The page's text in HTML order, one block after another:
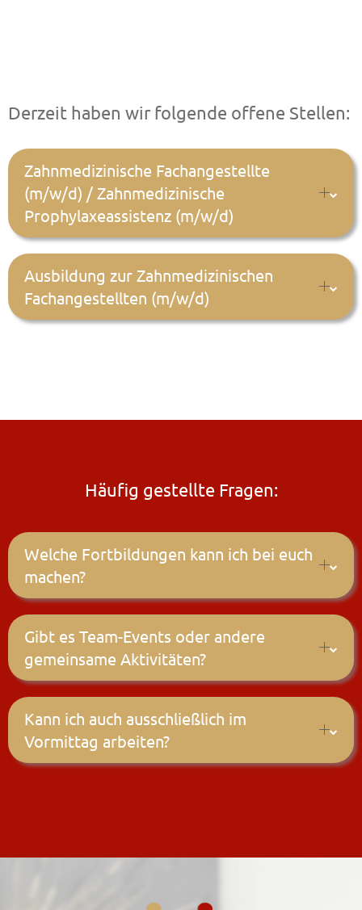
Derzeit haben wir folgende offene Stellen:
Zahnmedizinische Fachangestellte
(m/w/d) / Zahnmedizinische
Prophylaxeassistenz (m/w/d)
Ausbildung zur Zahnmedizinischen
Fachangestellten (m/w/d)
Häufig gestellte Fragen:
Welche Fortbildungen kann ich bei euch
machen?
Gibt es Team-Events oder andere
gemeinsame Aktivitäten?
Kann ich auch ausschließlich im
Vormittag arbeiten?